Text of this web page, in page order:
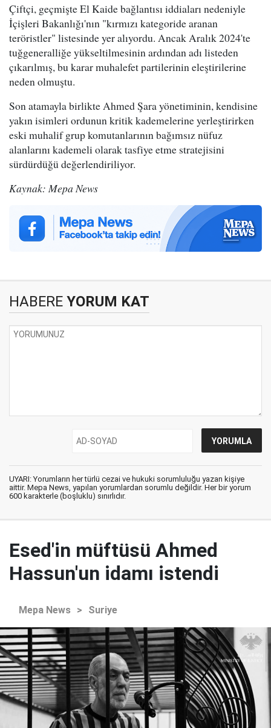
Çiftçi, geçmişte El Kaide bağlantısı iddiaları nedeniyle
İçişleri Bakanlığı'nın "kırmızı kategoride aranan
teröristler" listesinde yer alıyordu. Ancak Aralık 2024'te
tuğgeneralliğe yükseltilmesinin ardından adı listeden
çıkarılmış, bu karar muhalefet partilerinin eleştirilerine
neden olmuştu.
Son atamayla birlikte Ahmed Şara yönetiminin, kendisine
yakın isimleri ordunun kritik kademelerine yerleştirirken
eski muhalif grup komutanlarının bağımsız nüfuz
alanlarını kademeli olarak tasfiye etme stratejisini
sürdürdüğü değerlendiriliyor.
Kaynak: Mepa News
HABERE YORUM KAT
UYARI: Yorumların her türlü cezai ve hukuki sorumluluğu yazan kişiye
aittir. Mepa News, yapılan yorumlardan sorumlu değildir. Her bir yorum
600 karakterle (boşluklu) sınırlıdır.
Esed'in müftüsü Ahmed
Hassun'un idamı istendi
Mepa News > Suriye